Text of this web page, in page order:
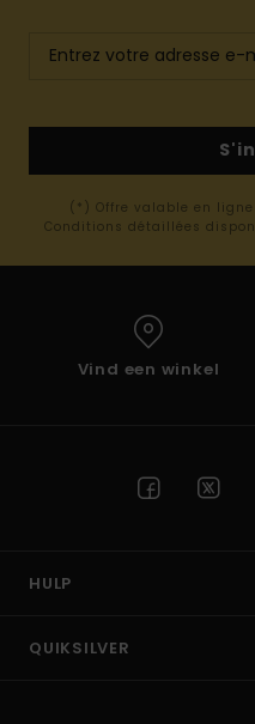
(*) Offre valable en
Conditions détaillées
Vind een winkel
HULP
QUIKSILVER